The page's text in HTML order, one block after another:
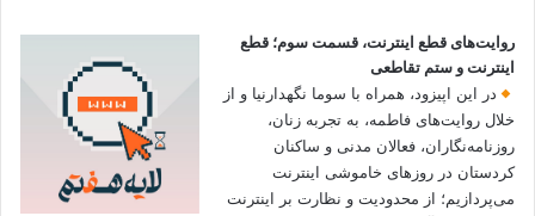
روایت‌های قطع اینترنت، قسمت سوم؛ قطع
اینترنت و ستم تقاطعی
در این اپیزود، همراه با سوما نگهدارنیا و از
خلال روایت‌های فاطمه، به تجربه زنان،
روزنامه‌نگاران، فعالان مدنی و ساکنان
کردستان در روزهای خاموشی اینترنت
می‌پردازیم؛ از محدودیت و نظارت بر اینترنت